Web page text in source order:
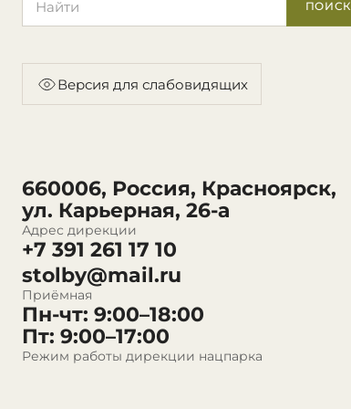
ПОИСК
Версия для слабовидящих
660006, Россия, Красноярск,
ул. Карьерная, 26-а
Адрес дирекции
+7 391 261 17 10
stolby@mail.ru
Приёмная
Пн-чт: 9:00–18:00
Пт: 9:00–17:00
Режим работы дирекции нацпарка